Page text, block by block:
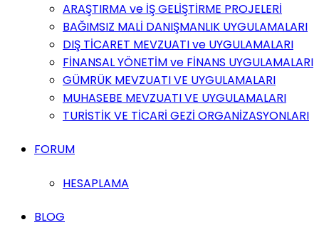
ARAŞTIRMA ve İŞ GELİŞTİRME PROJELERİ
BAĞIMSIZ MALİ DANIŞMANLIK UYGULAMALARI
DIŞ TİCARET MEVZUATI ve UYGULAMALARI
FİNANSAL YÖNETİM ve FİNANS UYGULAMALARI
GÜMRÜK MEVZUATI VE UYGULAMALARI
MUHASEBE MEVZUATI VE UYGULAMALARI
TURİSTİK VE TİCARİ GEZİ ORGANİZASYONLARI
FORUM
HESAPLAMA
BLOG